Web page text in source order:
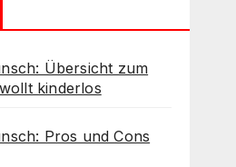
Übersicht zum
kinderlos
Pros und Cons